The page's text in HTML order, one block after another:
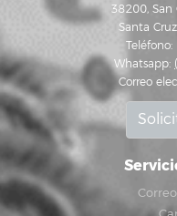
38200, San
Santa
Whatsapp:
Correo